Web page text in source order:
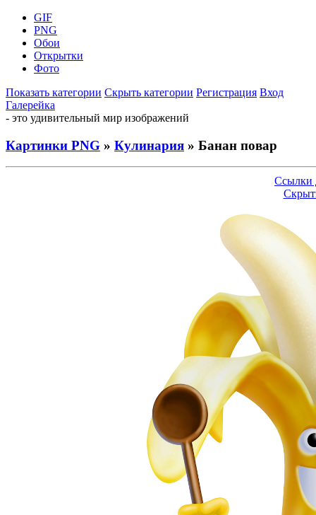
GIF
PNG
Обои
Открытки
Фото
Показать категории Скрыть категории Регистрация Вход
Галерейка
- это удивительный мир изображений
Картинки PNG » Кулинария » Банан повар
Ссылки